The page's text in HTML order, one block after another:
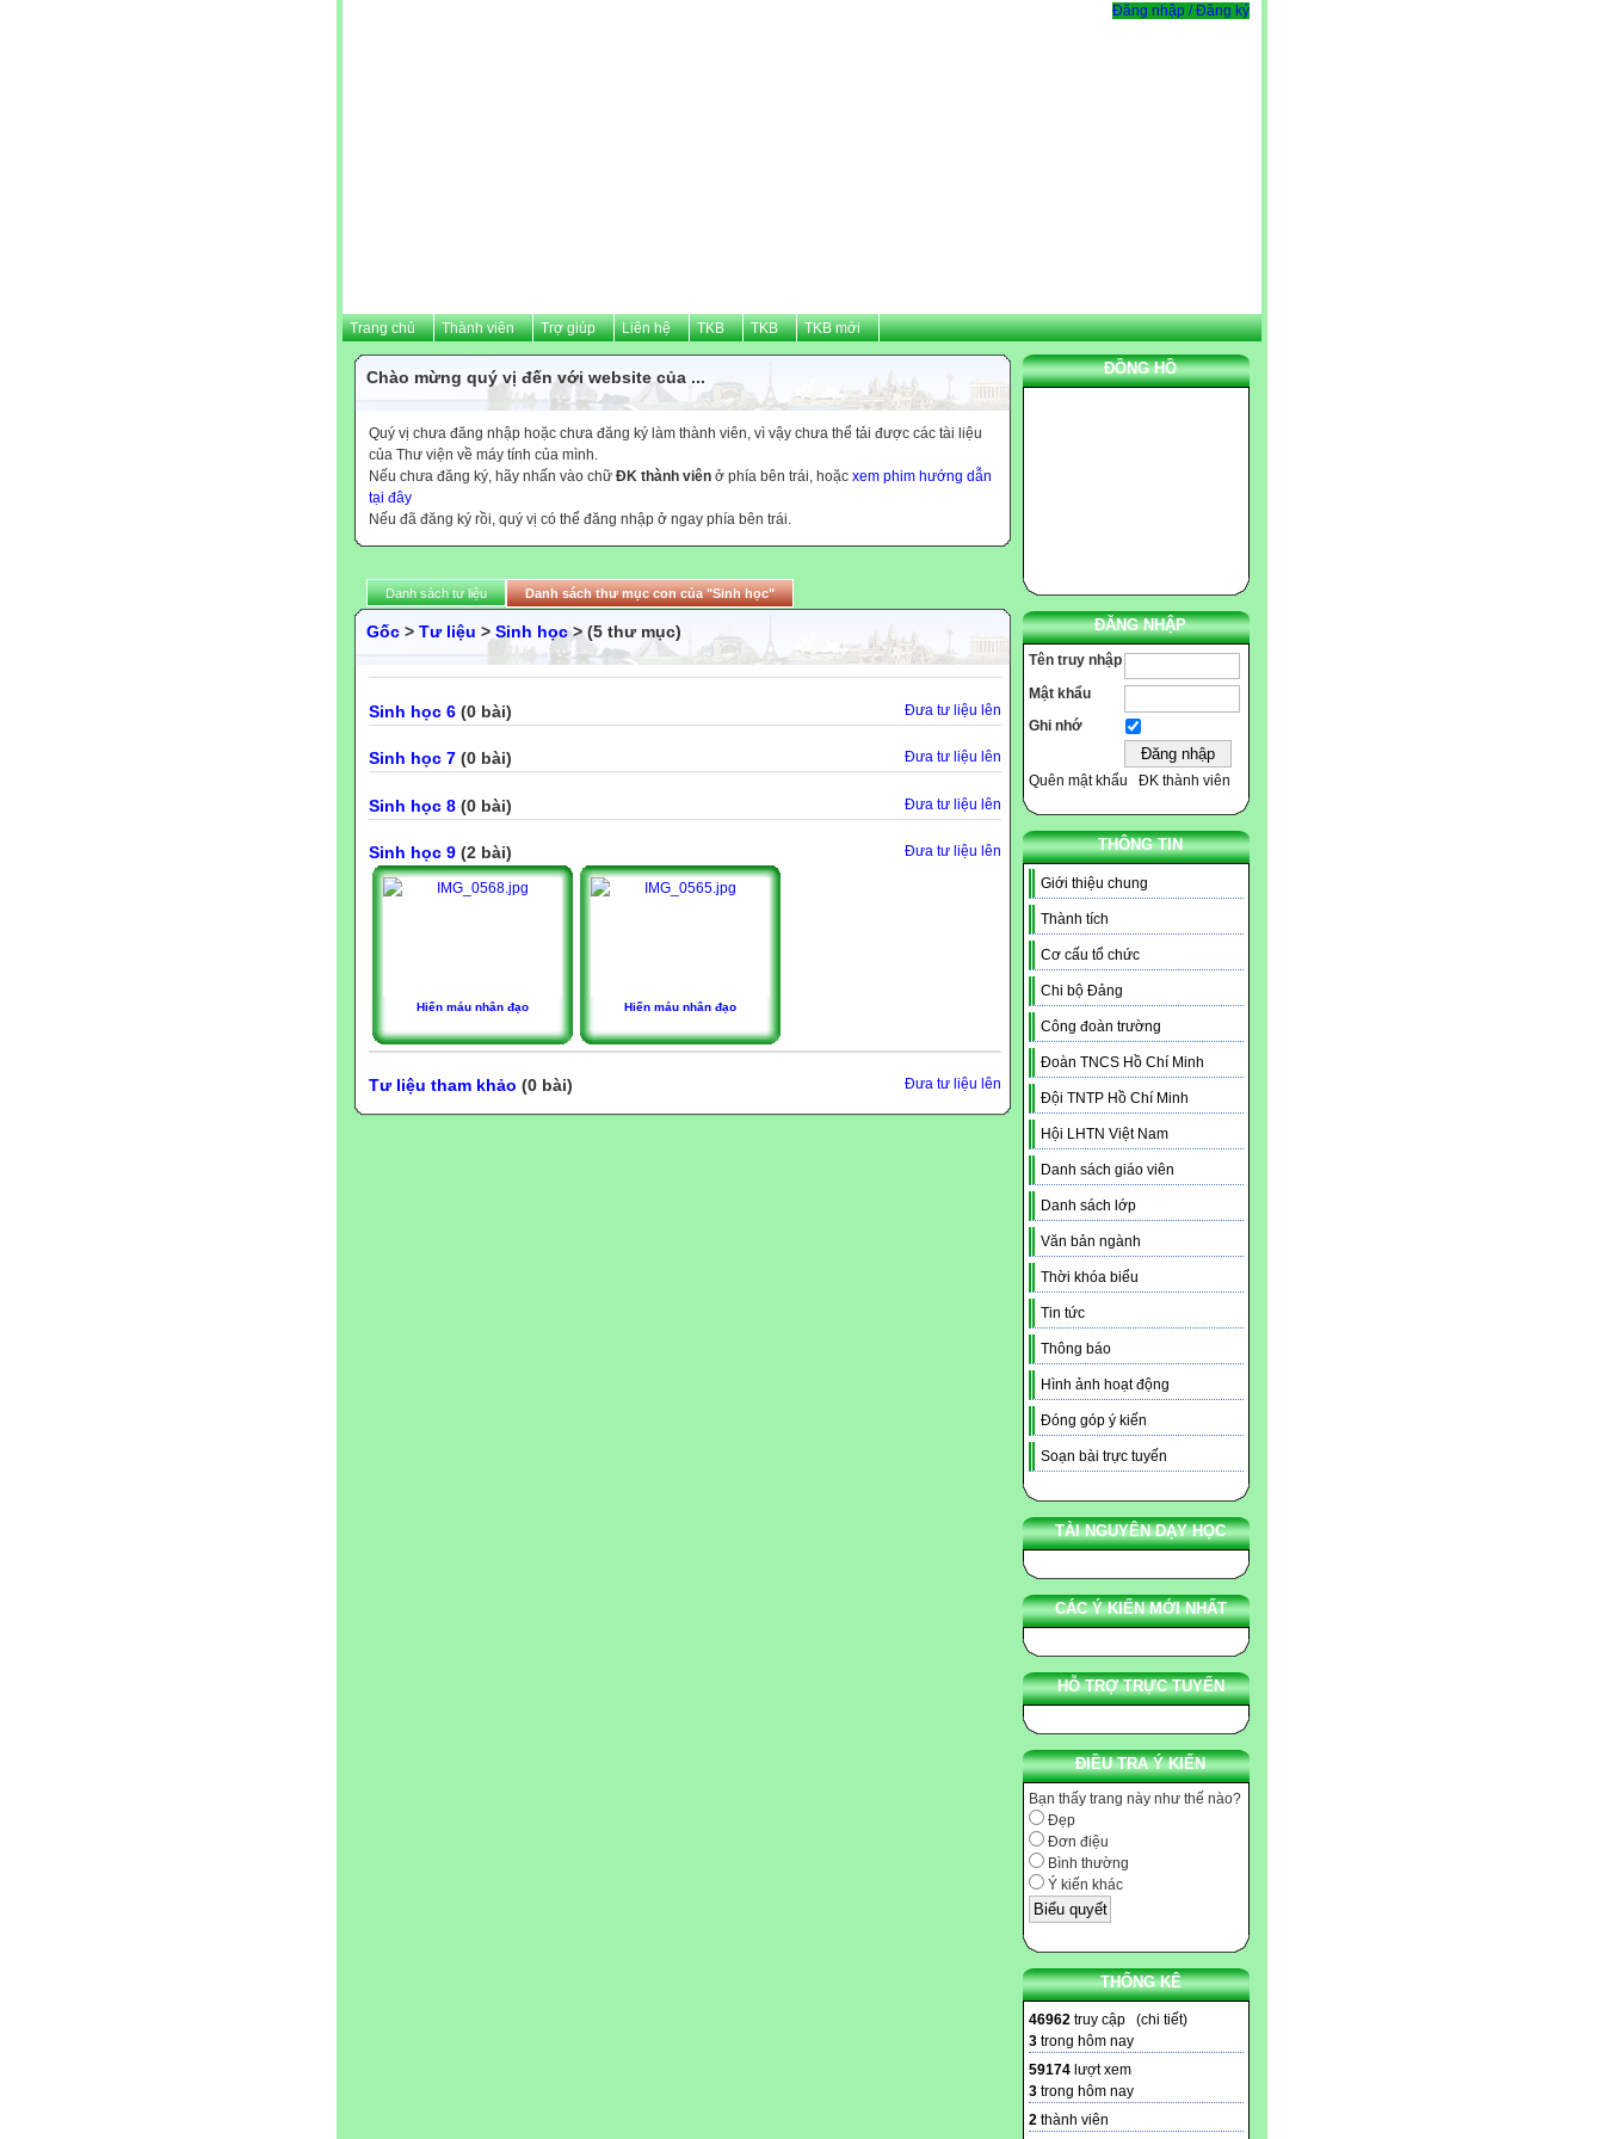
Đăng nhập / Đăng ký
Trang chủ Thành viên Trợ giúp Liên hệ TKB TKB TKB mới
ĐỒNG HỒ
ĐĂNG NHẬP
Tên truy nhập
Mật khẩu
Ghi nhớ
Quên mật khẩu ĐK thành viên
THÔNG TIN
Giới thiệu chung
Thành tích
Cơ cấu tổ chức
Chi bộ Đảng
Công đoàn trường
Đoàn TNCS Hồ Chí Minh
Đội TNTP Hồ Chí Minh
Hội LHTN Việt Nam
Danh sách giáo viên
Danh sách lớp
Văn bản ngành
Thời khóa biểu
Tin tức
Thông báo
Hình ảnh hoạt động
Đóng góp ý kiến
Soạn bài trực tuyến
TÀI NGUYÊN DẠY HỌC
CÁC Ý KIẾN MỚI NHẤT
HỖ TRỢ TRỰC TUYẾN
ĐIỀU TRA Ý KIẾN
Bạn thấy trang này như thế nào?
Đẹp
Đơn điệu
Bình thường
Ý kiến khác
THỐNG KÊ
46962 truy cập (chi tiết)
3 trong hôm nay
59174 lượt xem
3 trong hôm nay
2 thành viên
Chào mừng quý vị đến với website của ...
Quý vị chưa đăng nhập hoặc chưa đăng ký làm thành viên, vì vậy chưa thể tải được các tài liệu
của Thư viện về máy tính của mình.
Nếu chưa đăng ký, hãy nhấn vào chữ ĐK thành viên ở phía bên trái, hoặc xem phim hướng dẫn
tại đây
Nếu đã đăng ký rồi, quý vị có thể đăng nhập ở ngay phía bên trái.
Danh sách tư liệu Danh sách thư mục con của "Sinh học"
Gốc > Tư liệu > Sinh học> (5 thư mục)
Đưa tư liệu lên
Sinh học 6 (0 bài)
Đưa tư liệu lên
Sinh học 7 (0 bài)
Đưa tư liệu lên
Sinh học 8 (0 bài)
Đưa tư liệu lên
Sinh học 9 (2 bài)
Hiến máu nhân đạo Hiến máu nhân đạo
Đưa tư liệu lên
Tư liệu tham khảo (0 bài)